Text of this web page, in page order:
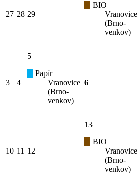
27 28 29
BIO
Vranovice
(Brno-
venkov)
3 4
5
Papír
Vranovice
(Brno-
venkov)
6
10 11 12
13
BIO
Vranovice
(Brno-
venkov)